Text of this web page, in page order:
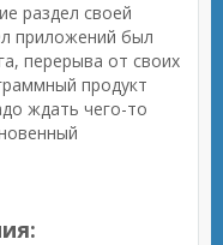
раздел своей
приложений был
перерыва от своих
продукт
ждать чего-то